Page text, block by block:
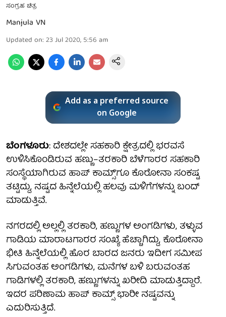
ಸಂಗ್ರಹ ಚಿತ್ರ
Manjula VN
Updated on: 23 Jul 2020, 5:56 am
Add as a preferred source
on Google
ಬೆಂಗಳೂರು: ದೇಶದಲ್ಲೇ ಸಹಕಾರಿ ಕ್ಷೇತ್ರದಲ್ಲಿ ಭರವಸೆ
ಉಳಿಸಿಕೊಂಡಿರುವ ಹಣ್ಣು–ತರಕಾರಿ ಬೆಳೆಗಾರರ ಸಹಕಾರಿ
ಸಂಸ್ಥೆಯಾಗಿರುವ ಹಾಪ್ ಕಾಮ್ಸ್'ಗೂ ಕೊರೋನಾ ಸಂಕಷ್ಟ
ತಟ್ಟಿದ್ದು, ನಷ್ಟದ ಹಿನ್ನೆಲೆಯಲ್ಲಿ ಹಲವು ಮಳಿಗೆಗಳನ್ನು ಬಂದ್
ಮಾಡುತ್ತಿವೆ.
ನಗರದಲ್ಲಿ ಅಲ್ಲಲ್ಲಿ ತರಕಾರಿ, ಹಣ್ಣುಗಳ ಅಂಗಡಿಗಳು, ತಳ್ಳುವ
ಗಾಡಿಯ ಮಾರಾಟಗಾರರ ಸಂಖ್ಯೆ ಹೆಚ್ಚಾಗಿದ್ದು, ಕೊರೋನಾ
ಭೀತಿ ಹಿನ್ನೆಲೆಯಲ್ಲಿ ಹೊರ ಬಾರದ ಜನರು ಇದೀಗ ಸಮೀಪ
ಸಿಗುವಂತಹ ಅಂಗಡಿಗಳು, ಮನೆಗಳ ಬಳಿ ಬರುವಂತಹ
ಗಾಡಿಗಳಲ್ಲಿ ತರಕಾರಿ, ಹಣ್ಣುಗಳನ್ನು ಖರೀದಿ ಮಾಡುತ್ತಿದ್ದಾರೆ.
ಇದರ ಪರಿಣಾಮ ಹಾಪ್ ಕಾಮ್ಸ್ ಭಾರೀ ನಷ್ಟವನ್ನು
ಎದುರಿಸುತ್ತಿದೆ.